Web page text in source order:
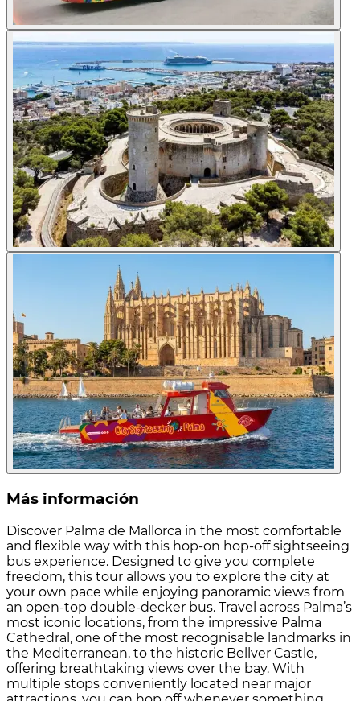
Más información
Discover Palma de Mallorca in the most comfortable
and flexible way with this hop-on hop-off sightseeing
bus experience. Designed to give you complete
freedom, this tour allows you to explore the city at
your own pace while enjoying panoramic views from
an open-top double-decker bus. Travel across Palma’s
most iconic locations, from the impressive Palma
Cathedral, one of the most recognisable landmarks in
the Mediterranean, to the historic Bellver Castle,
offering breathtaking views over the bay. With
multiple stops conveniently located near major